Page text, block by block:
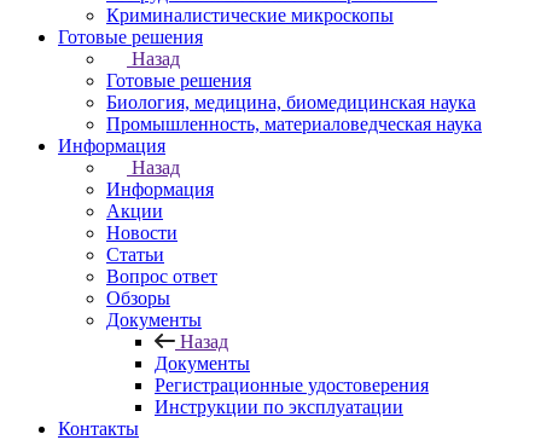
Криминалистические микроскопы
Готовые решения
Назад
Готовые решения
Биология, медицина, биомедицинская наука
Промышленность, материаловедческая наука
Информация
Назад
Информация
Акции
Новости
Статьи
Вопрос ответ
Обзоры
Документы
Назад
Документы
Регистрационные удостоверения
Инструкции по эксплуатации
Контакты